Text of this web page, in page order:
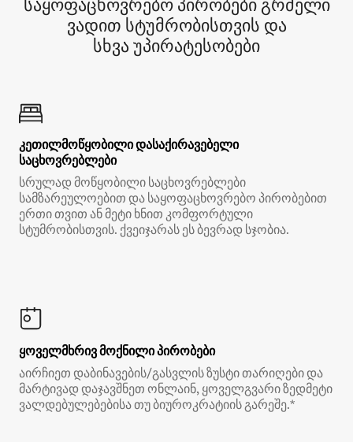
საყოფაცხოვრებო პირობები გრძელი
ვადით სტუმრობისთვის და
სხვა უპირატესობები
კეთილმოწყობილი დასაქირავებელი
საცხოვრებლები
სრულად მოწყობილი საცხოვრებლები
სამზარეულოებით და საყოფაცხოვრებო პირობებით
ერთი თვით ან მეტი ხნით კომფორტული
სტუმრობისთვის. ქვეიჯარას ეს ბევრად სჯობია.
ყოველმხრივ მოქნილი პირობები
აირჩიეთ დაბინავების/გასვლის ზუსტი თარიღები და
მარტივად დაჯავშნეთ ონლაინ, ყოველგვარი ზედმეტი
ვალდებულებებისა თუ ბიუროკრატიის გარეშე.*